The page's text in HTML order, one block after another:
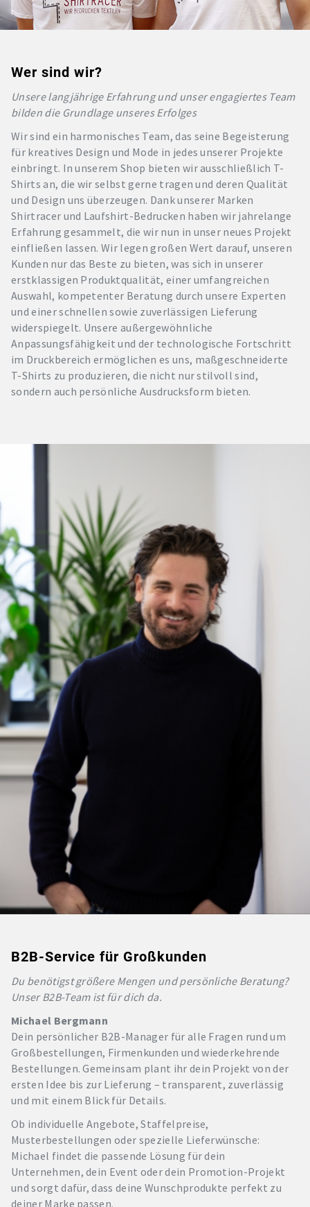
Wer sind wir?
Unsere langjährige Erfahrung und unser engagiertes Team
bilden die Grundlage unseres Erfolges
Wir sind ein harmonisches Team, das seine Begeisterung
für kreatives Design und Mode in jedes unserer Projekte
einbringt. In unserem Shop bieten wir ausschließlich T-
Shirts an, die wir selbst gerne tragen und deren Qualität
und Design uns überzeugen. Dank unserer Marken
Shirtracer und Laufshirt-Bedrucken haben wir jahrelange
Erfahrung gesammelt, die wir nun in unser neues Projekt
einfließen lassen. Wir legen großen Wert darauf, unseren
Kunden nur das Beste zu bieten, was sich in unserer
erstklassigen Produktqualität, einer umfangreichen
Auswahl, kompetenter Beratung durch unsere Experten
und einer schnellen sowie zuverlässigen Lieferung
widerspiegelt. Unsere außergewöhnliche
Anpassungsfähigkeit und der technologische Fortschritt
im Druckbereich ermöglichen es uns, maßgeschneiderte
T-Shirts zu produzieren, die nicht nur stilvoll sind,
sondern auch persönliche Ausdrucksform bieten.
B2B-Service für Großkunden
Du benötigst größere Mengen und persönliche Beratung?
Unser B2B-Team ist für dich da.
Michael Bergmann
Dein persönlicher B2B-Manager für alle Fragen rund um
Großbestellungen, Firmenkunden und wiederkehrende
Bestellungen. Gemeinsam plant ihr dein Projekt von der
ersten Idee bis zur Lieferung – transparent, zuverlässig
und mit einem Blick für Details.
Ob individuelle Angebote, Staffelpreise,
Musterbestellungen oder spezielle Lieferwünsche:
Michael findet die passende Lösung für dein
Unternehmen, dein Event oder dein Promotion-Projekt
und sorgt dafür, dass deine Wunschprodukte perfekt zu
deiner Marke passen.